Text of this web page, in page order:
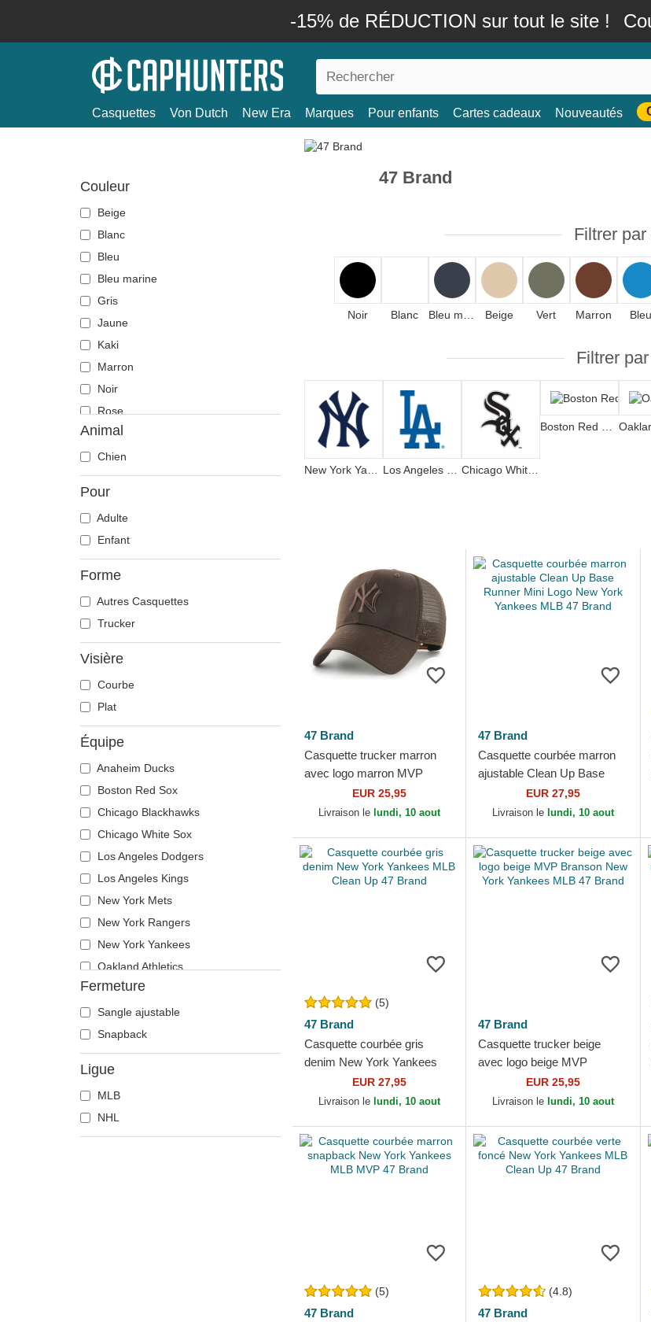
-15% de RÉDUCTION sur tout le site !
Casquettes Von Dutch New Era Marques Pour enfants Cartes cadeaux Nouveautés
Couleur
Beige
Blanc
Bleu
Bleu marine
Gris
Jaune
Kaki
Marron
Noir
Rose
Rouge
Vert
Violette
Animal
Chien
Pour
Adulte
Enfant
Forme
Autres Casquettes
Trucker
Visière
Courbe
Plat
Équipe
Anaheim Ducks
Boston Red Sox
Chicago Blackhawks
Chicago White Sox
Los Angeles Dodgers
Los Angeles Kings
New York Mets
New York Rangers
New York Yankees
Oakland Athletics
San Jose Sharks
Toronto Maple Leafs
Vegas Golden Knights
Fermeture
Sangle ajustable
Snapback
Ligue
MLB
NHL
47 Brand
Filtrer
Noir Blanc Beige Vert Marron Bleu
Filtrer
Boston Red Sox
47 Brand
Casquette trucker marron
avec logo marron MVP
Branson New York Yankees
MLB 47 Brand
EUR 25,95
Livraison le lundi, 10 aout
47 Brand
Casquette courbée marron
ajustable Clean Up Base
Runner Mini Logo New York
Yankees MLB 47 Brand
EUR 27,95
Livraison le lundi, 10 aout
(5)
47 Brand
Casquette courbée gris
denim New York Yankees
MLB Clean Up 47 Brand
EUR 27,95
Livraison le lundi, 10 aout
47 Brand
Casquette trucker beige
avec logo beige MVP
Branson New York Yankees
MLB 47 Brand
EUR 25,95
Livraison le lundi, 10 aout
(5)
47 Brand
(4.8)
47 Brand